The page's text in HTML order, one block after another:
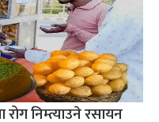
रोग निम्त्याउने रसायन